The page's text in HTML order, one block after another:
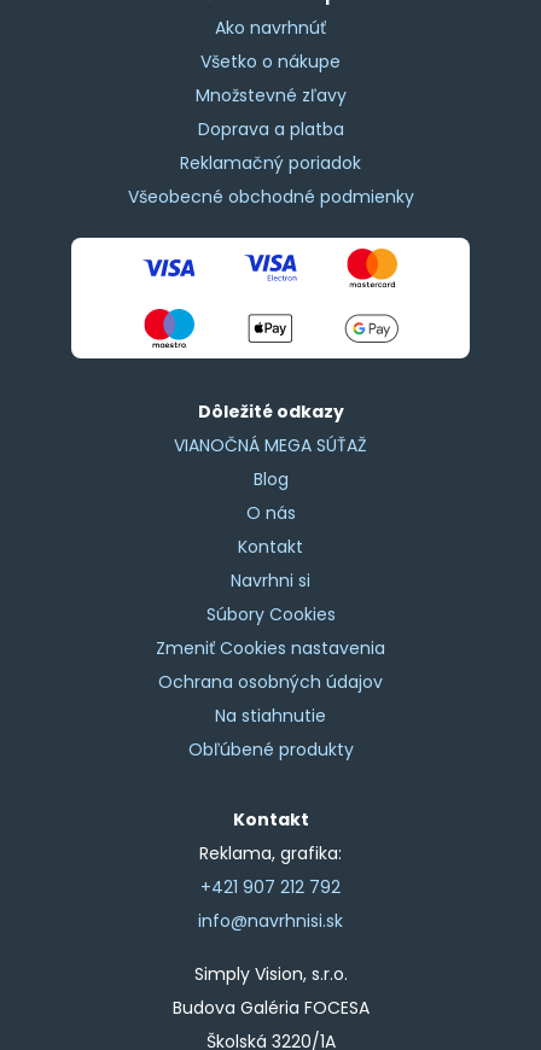
Ako navrhnúť
Všetko o nákupe
Množstevné zľavy
Doprava a platba
Reklamačný poriadok
Všeobecné obchodné podmienky
Dôležité odkazy
VIANOČNÁ MEGA SÚŤAŽ
Blog
O nás
Kontakt
Navrhni si
Súbory Cookies
Zmeniť Cookies nastavenia
Ochrana osobných údajov
Na stiahnutie
Obľúbené produkty
Kontakt
Reklama, grafika:
+421 907 212 792
info@navrhnisi.sk
Simply Vision, s.r.o.
Budova Galéria FOCESA
Školská 3220/1A